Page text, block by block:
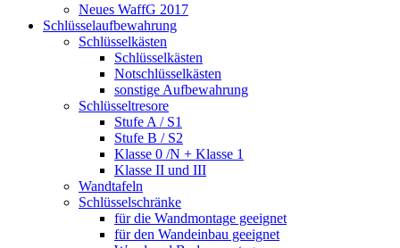
Neues WaffG 2017
Schlüsselaufbewahrung
Schlüsselkästen
Schlüsselkästen
Notschlüsselkästen
sonstige Aufbewahrung
Schlüsseltresore
Stufe A / S1
Stufe B / S2
Klasse 0 /N + Klasse 1
Klasse II und III
Wandtafeln
Schlüsselschränke
für die Wandmontage geeignet
für den Wandeinbau geeignet